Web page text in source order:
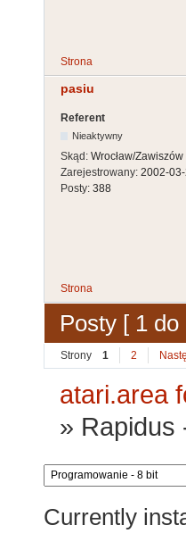
Strona
pasiu
Referent
Nieaktywny
Skąd: Wrocław/Zawiszów
Zarejestrowany: 2002-
Posty: 388
Strona
Posty [ 1 do
Strony 1 2
atari.area
» Rapidus
Currently